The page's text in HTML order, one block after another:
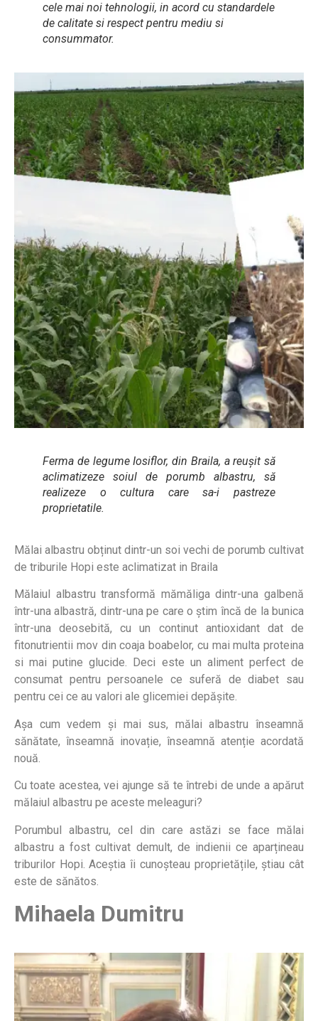
cele mai noi tehnologii, in acord cu standardele
de calitate si respect pentru mediu si
consummator.
Ferma de legume Iosiflor, din Braila, a reușit să
aclimatizeze soiul de porumb albastru, să
realizeze o cultura care sa-i pastreze
proprietatile.
Mălai albastru obținut dintr-un soi vechi de porumb cultivat
de triburile Hopi este aclimatizat in Braila
Mălaiul albastru transformă mămăliga dintr-una galbenă
într-una albastră, dintr-una pe care o știm încă de la bunica
într-una deosebită, cu un continut antioxidant dat de
fitonutrientii mov din coaja boabelor, cu mai multa proteina
si mai putine glucide. Deci este un aliment perfect de
consumat pentru persoanele ce suferă de diabet sau
pentru cei ce au valori ale glicemiei depășite.
Așa cum vedem și mai sus, mălai albastru înseamnă
sănătate, înseamnă inovație, înseamnă atenție acordată
nouă.
Cu toate acestea, vei ajunge să te întrebi de unde a apărut
mălaiul albastru pe aceste meleaguri?
Porumbul albastru, cel din care astăzi se face mălai
albastru a fost cultivat demult, de indienii ce aparțineau
triburilor Hopi. Aceștia îi cunoșteau proprietățile, știau cât
este de sănătos.
Mihaela Dumitru